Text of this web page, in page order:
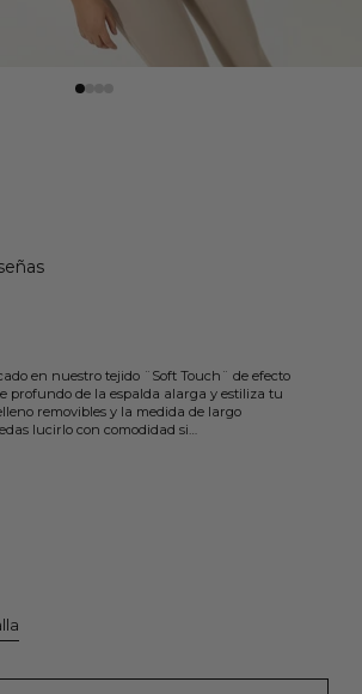
en nuestro tejido ¨Soft Touch¨ de efecto
profundo de la espalda alarga y estiliza tu
removibles y la medida de largo
lucirlo con comodidad si…